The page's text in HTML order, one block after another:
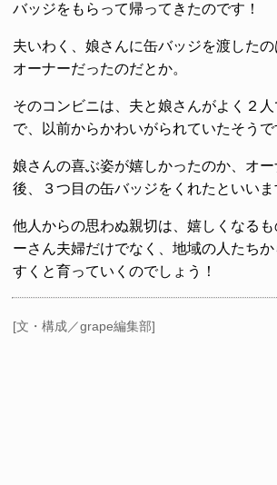
バッジをもらって帰ってきたのです！
夫いわく、娘さんに缶バッジを渡した
オーナーだったのだとか。
そのコンビニは、夫と娘さんがよく２
で、以前からかわいがられていたそうで
娘さんの喜ぶ姿が嬉しかったのか、オ
後、３つ目の缶バッジをくれたといいま
他人からの思わぬ親切は、嬉しくなる
ーさん夫婦だけでなく、地域の人たちか
すくと育っていくのでしょう！
[文・構成／grape編集部]